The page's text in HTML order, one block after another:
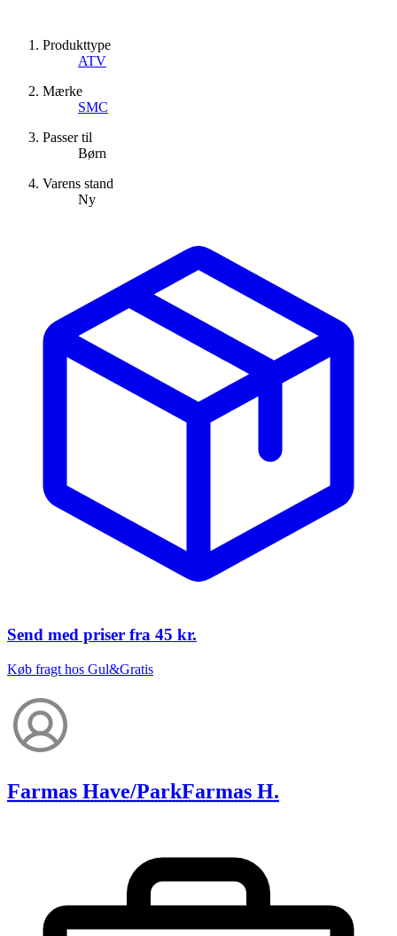
Produkttype
ATV
Mærke
SMC
Passer til
Børn
Varens stand
Ny
Send med priser fra 45 kr.
Køb fragt hos Gul&Gratis
Farmas Have/ParkFarmas H.